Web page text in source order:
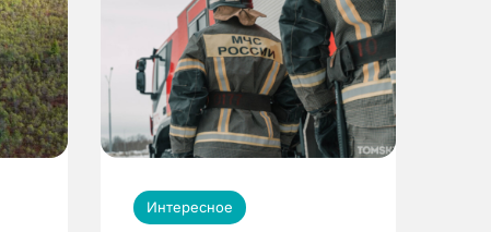
Интересное